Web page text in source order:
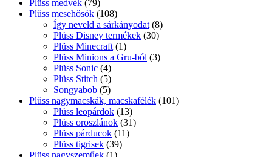
Plüss medvék (79)
Plüss mesehősök (108)
Így neveld a sárkányodat (8)
Plüss Disney termékek (30)
Plüss Minecraft (1)
Plüss Minions a Gru-ból (3)
Plüss Sonic (4)
Plüss Stitch (5)
Songyabob (5)
Plüss nagymacskák, macskafélék (101)
Plüss leopárdok (13)
Plüss oroszlánok (31)
Plüss párducok (11)
Plüss tigrisek (39)
Plüss nagyszeműek (1)